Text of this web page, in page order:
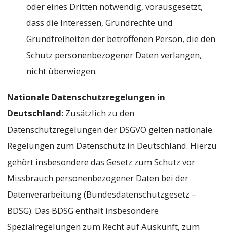
oder eines Dritten notwendig, vorausgesetzt,
dass die Interessen, Grundrechte und
Grundfreiheiten der betroffenen Person, die den
Schutz personenbezogener Daten verlangen,
nicht überwiegen.
Nationale Datenschutzregelungen in
Deutschland: Zusätzlich zu den
Datenschutzregelungen der DSGVO gelten nationale
Regelungen zum Datenschutz in Deutschland. Hierzu
gehört insbesondere das Gesetz zum Schutz vor
Missbrauch personenbezogener Daten bei der
Datenverarbeitung (Bundesdatenschutzgesetz –
BDSG). Das BDSG enthält insbesondere
Spezialregelungen zum Recht auf Auskunft, zum